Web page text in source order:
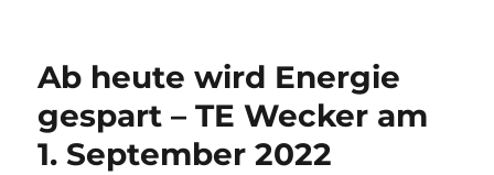
Ab heute wird Energie
gespart – TE Wecker am
1. September 2022